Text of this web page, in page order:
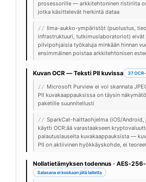
prosessorille — arkkitehtoninen ristiriita
jotka käsittelevät herkintä dataa
// Ilma-aukko-ympäristöt (puolustus,
infrastruktuuri, tutkimuslaboratoriot) eivät
pilvipohjaisia työkaluja minkään hinnan
ensimmäinen poistaa arkkitehtonisen
Kuvan OCR — Teksti PII kuvissa 37
// Microsoft Purview ei voi skannata
PII kuvakaappauksissa on täysin
paketille suunnitellusti
// SparkCat-haittaohjelma (iOS/Android,
käytti OCR:ää varastaakseen
palautuslauseita kuvakaappauksista —
PII on aktiivinen hyökkäyskohde, ei
Nollatietämyksen todennus · AES-
Salasana ei koskaan jätä laitetta